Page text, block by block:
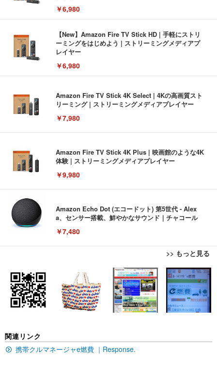
￥6,980
【New】Amazon Fire TV Stick HD | 手軽にストリ
ーミングをはじめよう | ストリーミングメディアプ
レイヤー
￥6,980
Amazon Fire TV Stick 4K Select | 4Kの高画質スト
リーミング | ストリーミングメディアプレイヤー
￥7,980
Amazon Fire TV Stick 4K Plus | 映画館のような4K
体験 | ストリーミングメディアプレイヤー
￥9,980
Amazon Echo Dot (エコードット) 第5世代 - Alex
a、センサー搭載、鮮やかなサウンド｜チャコール
￥7,480
>> もっと見る
[EdoErgo] オフィスチェア 椅子 テレワーク 疲れな
い 跳ね上げ式アームレスト コンパクト 約105度ロッ
キング pc 事務椅子 360度回転 座面昇降 強化ナイロ
ン樹脂ベース 通気性メッシュ 在宅ワーク H-WY01
(黒網+黒枠+黒足)
￥5,699
ュチェア 人間工学 疲れない ブラック
￥27,999
EIZO ビジネス向けプレミアムモニター | FlexScan
EV3240X-WT | 31.5型4K UHD・USB Type-C・ホワ
イト
￥105,595
イト
Amazonベーシック ペットシーツ 薄型 レギュラー 1
回使い捨て 無香料 ホワイト 300枚
￥3,373
x2袋(84枚) ホワイト(吸収面:ライトブルー)
￥3,234
関連リンク
携帯クルマネージャe燃費 ｜Response.